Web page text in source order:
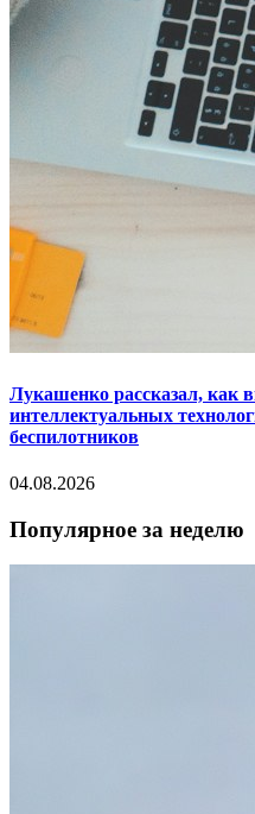
Лукашенко рассказал, как
интеллектуальных
беспилотников
04.08.2026
Популярное за неделю